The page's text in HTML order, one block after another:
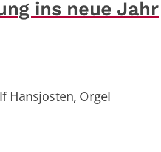
ins neue Jahr
Hansjosten, Orgel